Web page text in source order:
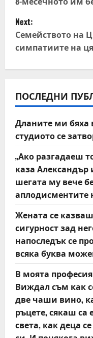
t
n
a
v
i
g
a
t
i
o
n
Next:
Семейството на
симпатиите на
ПОСЛЕДНИ
Дланите ми бяха
студиото се
„Ако разгадаеш
каза Александър
шегата му вече
аплодисментите
Жената се
сигурност зад
напоследък се
всяка буква
В моята
Виждал съм как
две чаши вино,
ръцете, сякаш са
света, как деца